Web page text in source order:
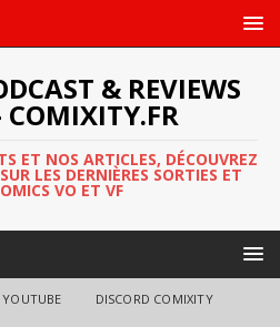
& REVIEWS
COMIXITY.FR
ET NOS ARTICLES, DÉCOUVREZ
LES DERNIÈRES SORTIES ET
VO ET VF
YOUTUBE DISCORD COMIXITY